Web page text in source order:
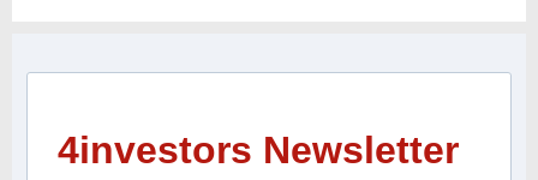
4investors Newsletter